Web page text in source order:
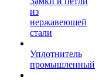
из
нержавеющей
стали
Уплотнитель
промышленный